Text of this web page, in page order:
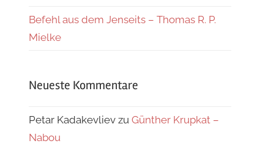
Befehl aus dem Jenseits – Thomas R. P.
Mielke
Neueste Kommentare
Petar Kadakevliev zu Günther Krupkat –
Nabou